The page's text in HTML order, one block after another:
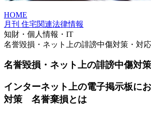
HOME
月刊 住宅関連法律情報
知財・個人情報・IT
名誉毀損・ネット上の誹謗中傷対策・対応
名誉毀損・ネット上の誹謗中傷対
インターネット上の電子掲示板に
対策 名誉棄損とは